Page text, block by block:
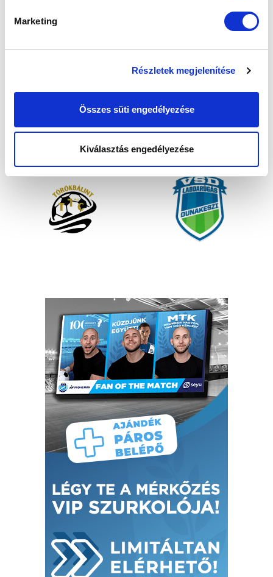
Marketing
Részletek megjelenítése
Összes süti engedélyezése
Kiválasztás engedélyezése